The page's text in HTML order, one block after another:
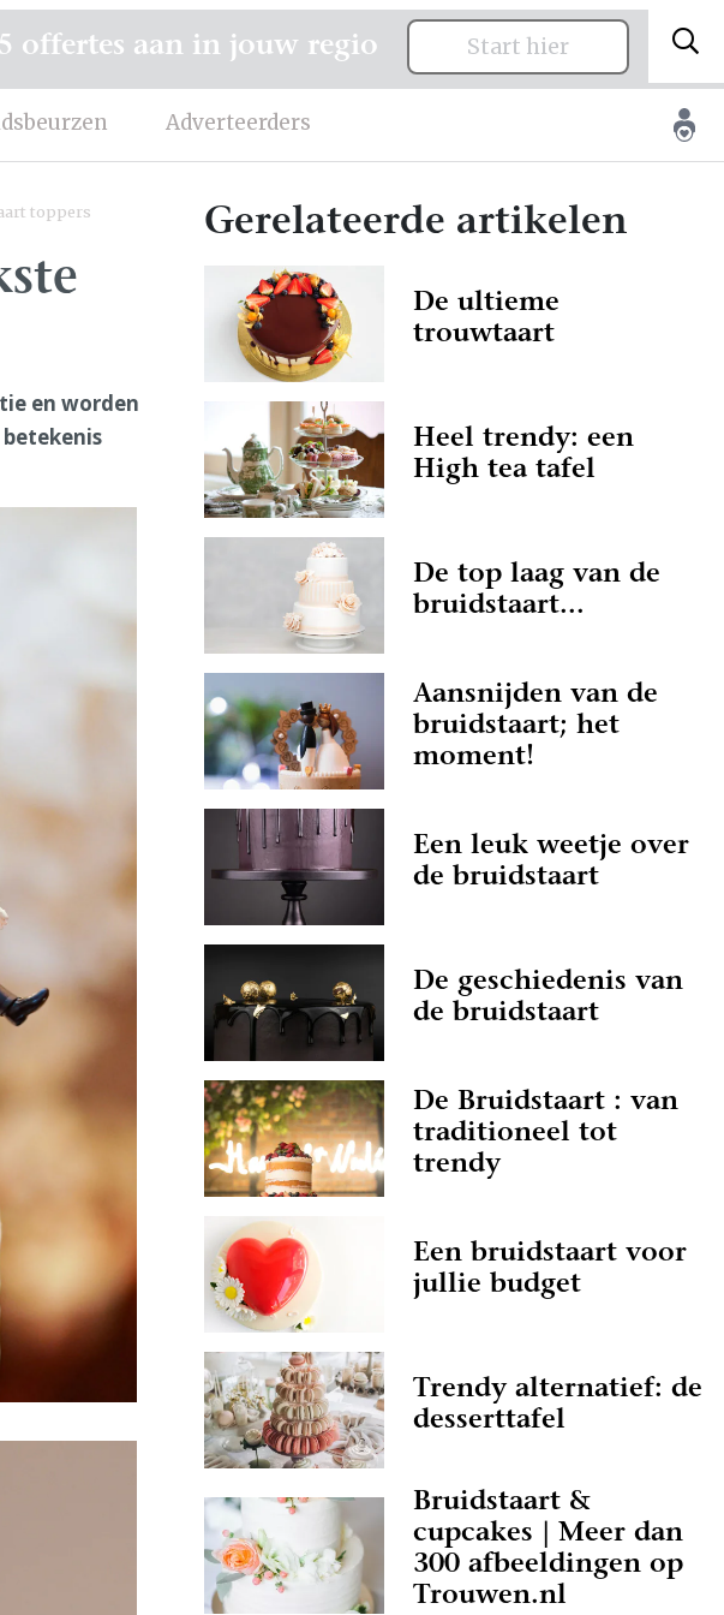
Adverteerders
offertes aan in jouw regio Start hier
toppers
en worden
Gerelateerde artikelen
De ultieme
trouwtaart
Heel trendy: een
High tea tafel
De top laag van de
bruidstaart...
Aansnijden van de
bruidstaart; het
moment!
Een leuk weetje over
de bruidstaart
De geschiedenis van
de bruidstaart
De Bruidstaart : van
traditioneel tot
trendy
Een bruidstaart voor
jullie budget
Trendy alternatief: de
desserttafel
Bruidstaart &
cupcakes | Meer dan
300 afbeeldingen op
Trouwen.nl